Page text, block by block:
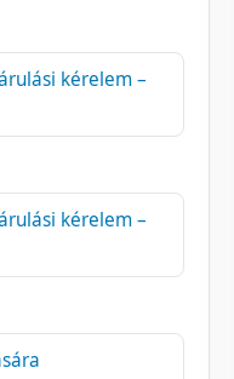
kérelem –
kérelem –